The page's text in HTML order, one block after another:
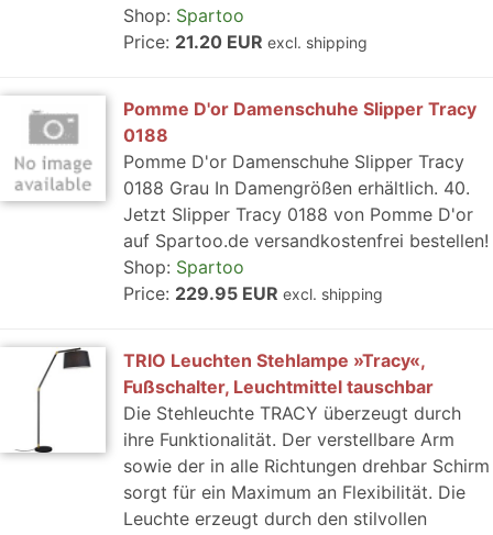
Shop: Spartoo
Price: 21.20 EUR excl. shipping
Pomme D'or Damenschuhe Slipper Tracy
0188
Pomme D'or Damenschuhe Slipper Tracy
0188 Grau In Damengrößen erhältlich. 40.
Jetzt Slipper Tracy 0188 von Pomme D'or
auf Spartoo.de versandkostenfrei bestellen!
Shop: Spartoo
Price: 229.95 EUR excl. shipping
TRIO Leuchten Stehlampe »Tracy«,
Fußschalter, Leuchtmittel tauschbar
Die Stehleuchte TRACY überzeugt durch
ihre Funktionalität. Der verstellbare Arm
sowie der in alle Richtungen drehbar Schirm
sorgt für ein Maximum an Flexibilität. Die
Leuchte erzeugt durch den stilvollen